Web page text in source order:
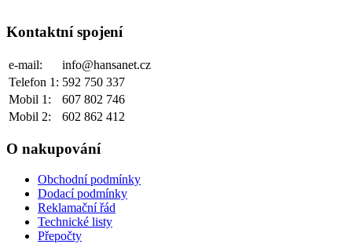
Kontaktní spojení
e-mail:
info@hansanet.cz
Telefon 1: 592 750 337
Mobil 1:
607 802 746
Mobil 2:
602 862 412
O nakupování
Obchodní podmínky
Dodací podmínky
Reklamační řád
Technické listy
Přepočty